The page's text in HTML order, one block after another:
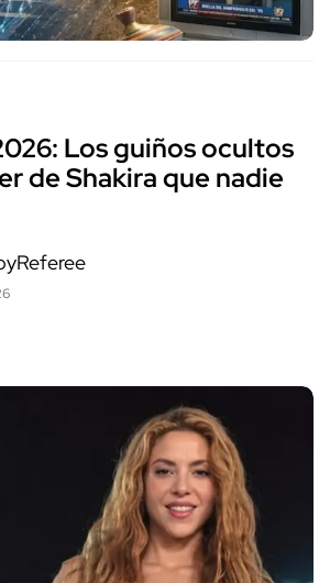
Los guiños ocultos
de Shakira que nadie